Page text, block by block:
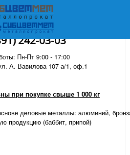
242-03-03
Пн-Пт 9:00 - 17:00
А. Вавилова 107 а/1, оф.1
при покупке свыше 1 000 кг
деловые металлы: алюминий,
продукцию (баббит, припой)